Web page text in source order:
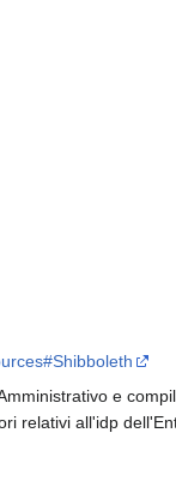
e
relativi all'idp